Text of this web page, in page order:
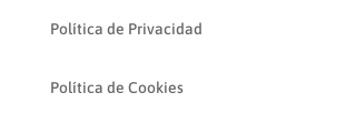
Política de Privacidad
Política de Cookies